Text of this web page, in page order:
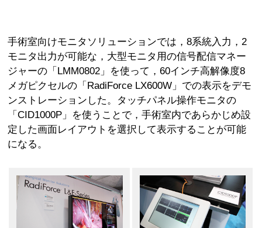
手術室向けモニタソリューションでは，8系統入力，2
モニタ出力が可能な，大型モニタ用の信号配信マネー
ジャーの「LMM0802」を使って，60インチ高解像度8
メガピクセルの「RadiForce LX600W」での表示をデモ
ンストレーションした。タッチパネル操作モニタの
「CID1000P」を使うことで，手術室内であらかじめ設
定した画面レイアウトを選択して表示することが可能
になる。